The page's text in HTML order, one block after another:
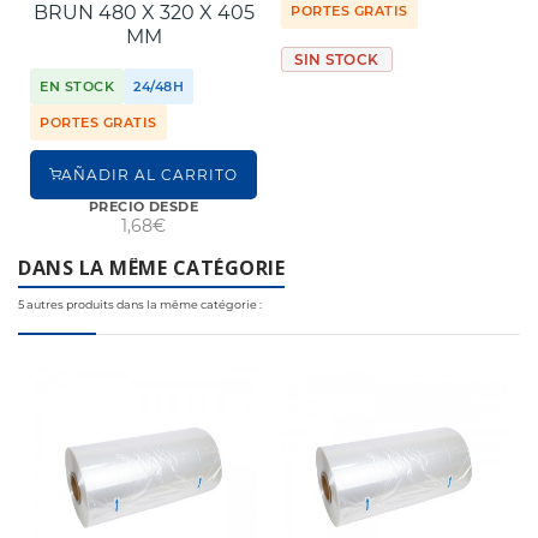
BRUN 480 X 320 X 405
MM
EN STOCK 24/48H
PORTES GRATIS
AÑADIR AL CARRITO
PRECIO DESDE
1,68€
PORTES GRATIS
SIN STOCK
DANS LA MÊME CATÉGORIE
5 autres produits dans la même catégorie :